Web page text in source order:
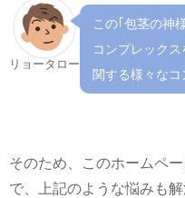
リョータロー
この｢包茎の神
コンプレック
関する様々なコ
そのため、このホームペ
で、上記のような悩みも